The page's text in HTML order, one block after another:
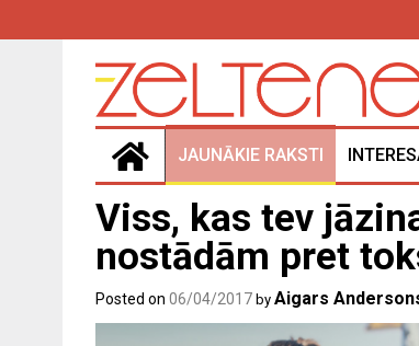
JAUNĀKIE RAKSTI
Viss, kas tev
nostādām pret
Posted on 06/04/2017 by Aigars